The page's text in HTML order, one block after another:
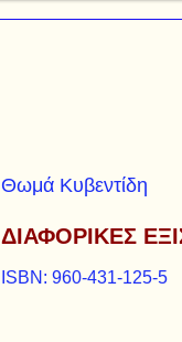
Θωμά Κυβεντίδη
ΔΙΑΦΟΡΙΚΕΣ
ISBN: 960-431-125-5